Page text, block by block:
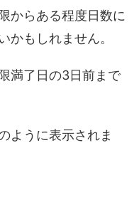
からある程度日数に
かもしれません。
満了日の3日前まで
ように表示されま